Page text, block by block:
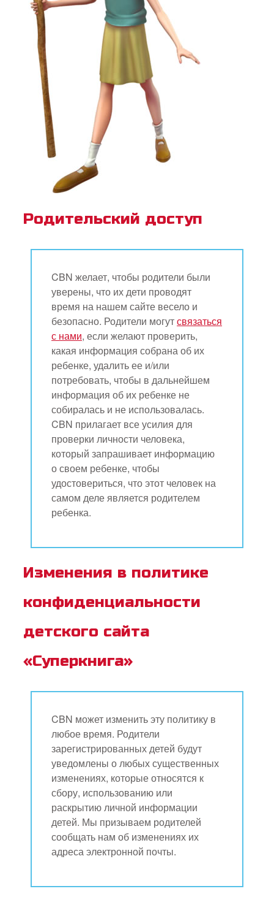
Родительский доступ
CBN желает, чтобы родители были
уверены, что их дети проводят
время на нашем сайте весело и
безопасно. Родители могутсвязаться
с нами, если желают проверить,
какая информация собрана об их
ребенке, удалить ее и/или
потребовать, чтобы в дальнейшем
информация об их ребенке не
собиралась и не использовалась.
CBN прилагает все усилия для
проверки личности человека,
который запрашивает информацию
о своем ребенке, чтобы
удостовериться, что этот человек на
самом деле является родителем
ребенка.
Изменения в политике
конфиденциальности
детского сайта
«Суперкнига»
CBN может изменить эту политику в
любое время. Родители
зарегистрированных детей будут
уведомлены о любых существенных
изменениях, которые относятся к
сбору, использованию или
раскрытию личной информации
детей. Мы призываем родителей
сообщать нам об изменениях их
адреса электронной почты.